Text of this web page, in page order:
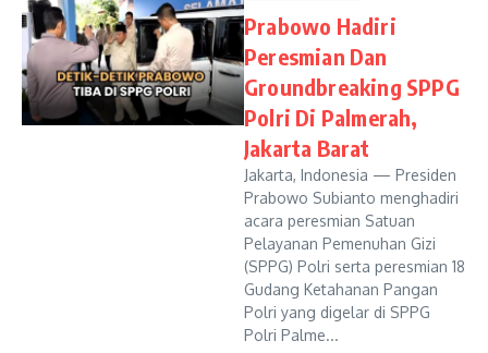
Prabowo Hadiri
Peresmian Dan
Groundbreaking SPPG
Polri Di Palmerah,
Jakarta Barat
Jakarta, Indonesia — Presiden
Prabowo Subianto menghadiri
acara peresmian Satuan
Pelayanan Pemenuhan Gizi
(SPPG) Polri serta peresmian 18
Gudang Ketahanan Pangan
Polri yang digelar di SPPG
Polri Palme...